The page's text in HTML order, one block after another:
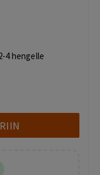
4 hengelle
€.